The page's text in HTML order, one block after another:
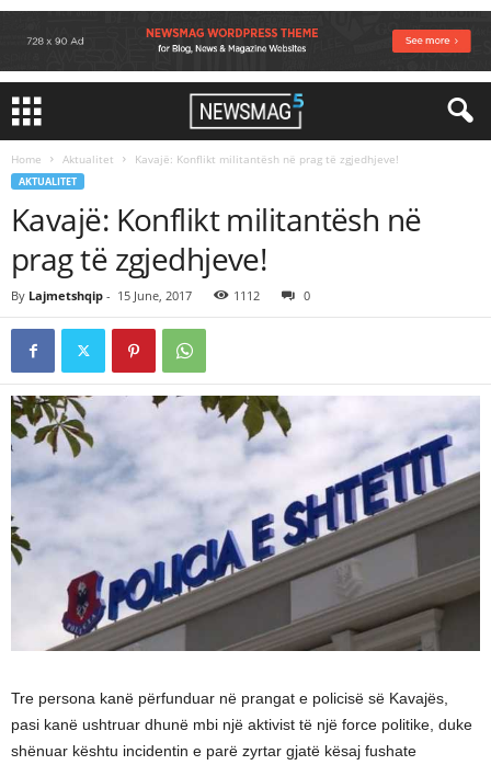
Home Aktualitet Kavajë: Konflikt militantësh në prag të zgjedhjeve!
AKTUALITET
Kavajë: Konflikt militantësh në
prag të zgjedhjeve!
By Lajmetshqip - 15 June, 2017 1112 0
Tre persona kanë përfunduar në prangat e policisë së Kavajës,
pasi kanë ushtruar dhunë mbi një aktivist të një force politike, duke
shënuar kështu incidentin e parë zyrtar gjatë kësaj fushate